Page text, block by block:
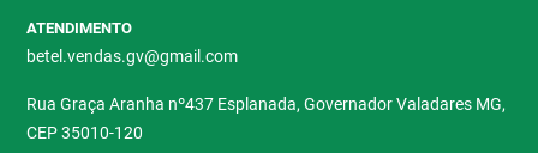
ATENDIMENTO
betel.vendas.gv@gmail.com
Rua Graça Aranha nº437 Esplanada, Governador Valadares MG,
CEP 35010-120